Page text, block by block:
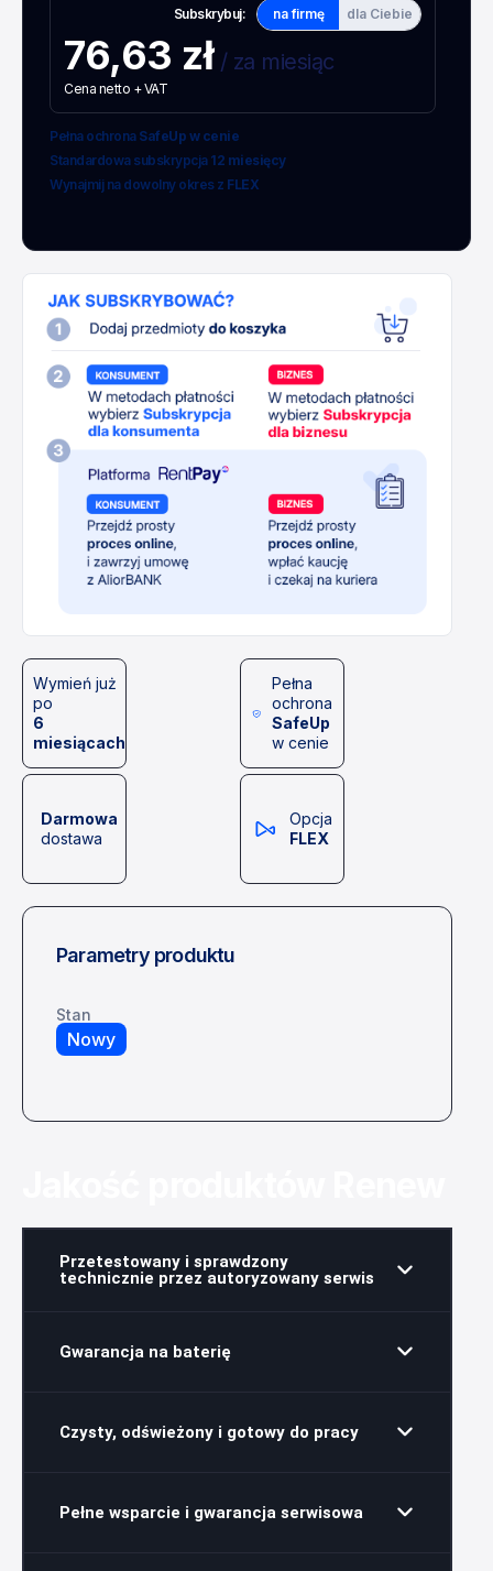
Subskrybuj: na firmę dla Ciebie
76,63 zł/ za miesiąc
Cena netto + VAT
Pełna ochrona SafeUp w cenie
Standardowa subskrypcja 12 miesięcy
Wynajmij na dowolny okres z FLEX
Wymień już
po
6
miesiącach
Pełna
ochrona
SafeUp
w cenie
Darmowa
dostawa
Opcja
FLEX
Parametry produktu
Stan
Nowy
Przetestowany i sprawdzony
technicznie przez autoryzowany serwis
Gwarancja na baterię
Czysty, odświeżony i gotowy do pracy
Pełne wsparcie i gwarancja serwisowa